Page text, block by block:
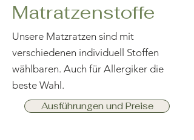
Matratzenstoffe
Unsere Matzratzen sind mit
verschiedenen individuell Stoffen
wählbaren. Auch für Allergiker die
beste Wahl.
Ausführungen und Preise